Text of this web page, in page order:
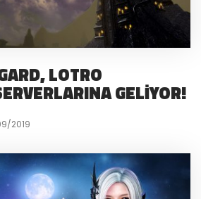
LOTRO
GELIYOR!
2019